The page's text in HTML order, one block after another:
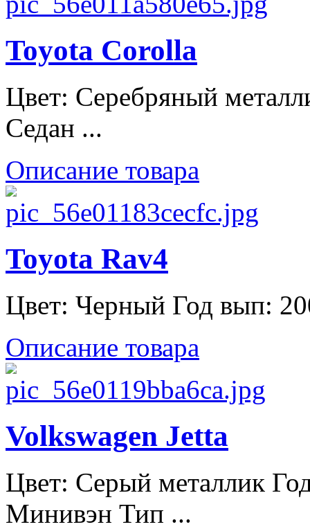
Toyota Corolla
Цвет: Серебряный
Седан ...
Описание товара
Toyota Rav4
Цвет: Черный Год вып:
Описание товара
Volkswagen Jetta
Цвет: Серый металлик
Минивэн Тип ...